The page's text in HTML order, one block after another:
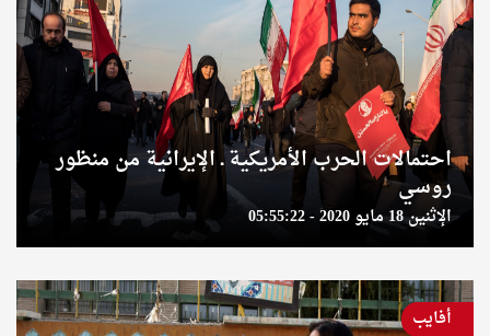
احتمالات الحرب الأمريكية ـ الإيرانية من منظور
روسي
الإثنين 18 مايو 2020 - 05:55:22
أفايب